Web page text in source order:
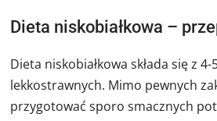
Dieta niskobiałkowa –
Dieta niskobiałkowa składa się z
lekkostrawnych. Mimo pewnych
przygotować sporo smacznych